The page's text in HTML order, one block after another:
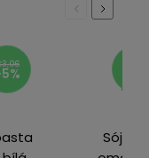
Previous
Sójová
Next